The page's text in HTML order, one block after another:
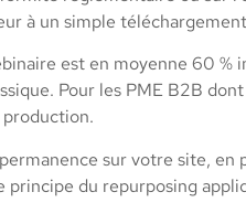
à un simple
est en moyenne 60 %
Pour les PME B2B
sur votre site, en
principe du repurposing